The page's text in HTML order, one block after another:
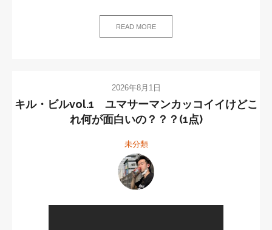
READ MORE
2026年8月1日
キル・ビルvol.1 ユマサーマンカッコイイけどこ
れ何が面白いの？？？(1点)
未分類